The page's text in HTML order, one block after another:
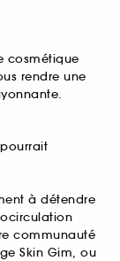
cosmétique
rendre une
à détendre
communauté
Skin Gim, ou